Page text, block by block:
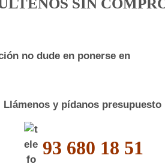
no dude en ponerse en
Llámenos y pídanos presupuesto
93 680 18 51